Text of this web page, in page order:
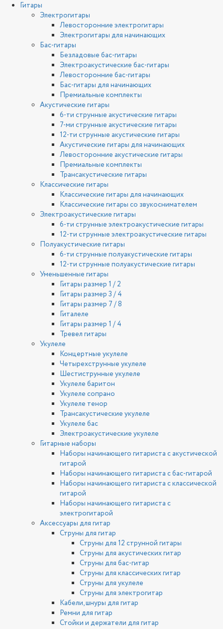
Гитары
Электрогитары
Левосторонние электрогитары
Электрогитары для начинающих
Бас-гитары
Безладовые бас-гитары
Электроакустические бас-гитары
Левосторонние бас-гитары
Бас-гитары для начинающих
Премиальные комплекты
Акустические гитары
6-ти струнные акустические гитары
7-ми струнные акустические гитары
12-ти струнные акустические гитары
Акустические гитары для начинающих
Левосторонние акустические гитары
Премиальные комплекты
Трансакустические гитары
Классические гитары
Классические гитары для начинающих
Классические гитары со звукоснимателем
Электроакустические гитары
6-ти струнные электроакустические гитары
12-ти струнные электроакустические гитары
Полуакустические гитары
6-ти струнные полуакустические гитары
12-ти струнные полуакустические гитары
Уменьшенные гитары
Гитары размер 1 / 2
Гитары размер 3 / 4
Гитары размер 7 / 8
Гиталеле
Гитары размер 1 / 4
Тревел гитары
Укулеле
Концертные укулеле
Четырехструнные укулеле
Шестиструнные укулеле
Укулеле баритон
Укулеле сопрано
Укулеле тенор
Трансакустические укулеле
Укулеле бас
Электроакустические укулеле
Гитарные наборы
Наборы начинающего гитариста с акустической
гитарой
Наборы начинающего гитариста с бас-гитарой
Наборы начинающего гитариста с классической
гитарой
Наборы начинающего гитариста с
электрогитарой
Аксессуары для гитар
Струны для гитар
Струны для 12 струнной гитары
Струны для акустических гитар
Струны для бас-гитар
Струны для классических гитар
Струны для укулеле
Струны для электрогитар
Кабели, шнуры для гитар
Ремни для гитар
Стойки и держатели для гитар